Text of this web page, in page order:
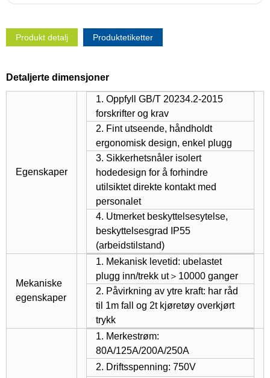
Produkt detalj Produktetiketter
Detaljerte dimensjoner
Egenskaper
1. Oppfyll GB/T 20234.2-2015
forskrifter og krav
2. Fint utseende, håndholdt
ergonomisk design, enkel plugg
3. Sikkerhetsnåler isolert
hodedesign for å forhindre
utilsiktet direkte kontakt med
personalet
4. Utmerket beskyttelsesytelse,
beskyttelsesgrad IP55
(arbeidstilstand)
Mekaniske
egenskaper
1. Mekanisk levetid: ubelastet
plugg inn/trekk ut＞10000 ganger
2. Påvirkning av ytre kraft: har råd
til 1m fall og 2t kjøretøy overkjørt
trykk
1. Merkestrøm:
80A/125A/200A/250A
2. Driftsspenning: 750V